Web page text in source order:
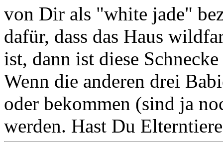
von Dir als "white jade"
dafür, dass das Haus
ist, dann ist diese
Wenn die anderen drei
oder bekommen (sind ja
werden. Hast Du